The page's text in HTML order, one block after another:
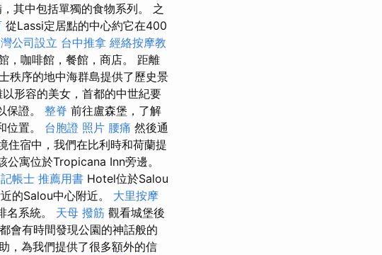
其中包括單獨的食物系列。 之
從Lassi定居點的中心約它在400
公司設立 台中推拿 經絡按摩教
，咖啡館，餐館，商店。 距離
秩序的地中海群島提供了歷史景
形容的美女，首都的中世紀要
保證。 整脊 前往盧森堡，了解
位置。 台胞證 照片 腰痛 然後通
住宿中，我們在比利時和荷蘭提
寓位於Tropicana Inn旁邊。
記帳士 推薦用書 Hotel位於Salou
的Salou中心附近。 大里按摩
名系統。 天母 撥筋 觀看城堡後
會有時間發現公園的神話般的
，為我們提供了很多額外的信